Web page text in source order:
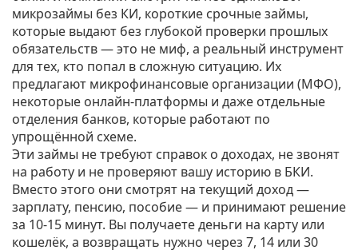
микрозаймы без КИ, короткие срочные займы,
которые выдают без глубокой проверки прошлых
обязательств— это не миф, а реальный инструмент
для тех, кто попал в сложную ситуацию. Их
предлагают микрофинансовые организации (МФО),
некоторые онлайн-платформы и даже отдельные
отделения банков, которые работают по
упрощённой схеме.
Эти займы не требуют справок о доходах, не звонят
на работу и не проверяют вашу историю в БКИ.
Вместо этого они смотрят на текущий доход —
зарплату, пенсию, пособие — и принимают решение
за 10-15 минут. Вы получаете деньги на карту или
кошелёк, а возвращать нужно через 7, 14 или 30